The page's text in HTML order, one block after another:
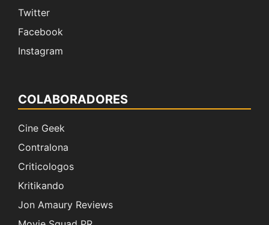
Twitter
Facebook
Instagram
COLABORADORES
Cine Geek
Contralona
Criticologos
Kritikando
Jon Amaury Reviews